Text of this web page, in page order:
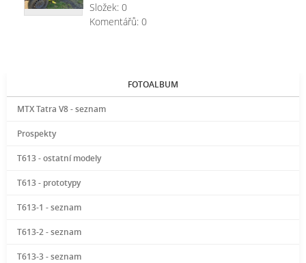
Složek: 0
Komentářů: 0
FOTOALBUM
MTX Tatra V8 - seznam
Prospekty
T613 - ostatní modely
T613 - prototypy
T613-1 - seznam
T613-2 - seznam
T613-3 - seznam